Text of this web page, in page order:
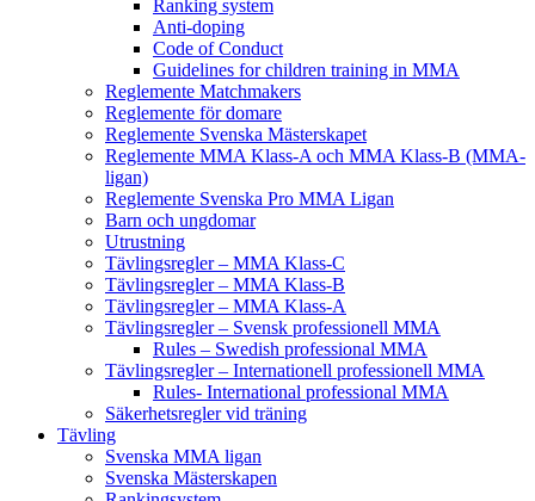
Ranking system
Anti-doping
Code of Conduct
Guidelines for children training in MMA
Reglemente Matchmakers
Reglemente för domare
Reglemente Svenska Mästerskapet
Reglemente MMA Klass-A och MMA Klass-B (MMA-
ligan)
Reglemente Svenska Pro MMA Ligan
Barn och ungdomar
Utrustning
Tävlingsregler – MMA Klass-C
Tävlingsregler – MMA Klass-B
Tävlingsregler – MMA Klass-A
Tävlingsregler – Svensk professionell MMA
Rules – Swedish professional MMA
Tävlingsregler – Internationell professionell MMA
Rules- International professional MMA
Säkerhetsregler vid träning
Tävling
Svenska MMA ligan
Svenska Mästerskapen